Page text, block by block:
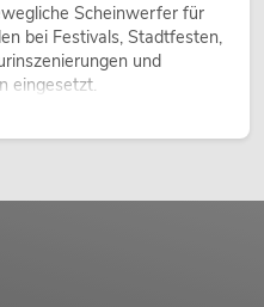
Scheinwerfer für
bei Festivals, Stadtfesten,
und
eingesetzt.